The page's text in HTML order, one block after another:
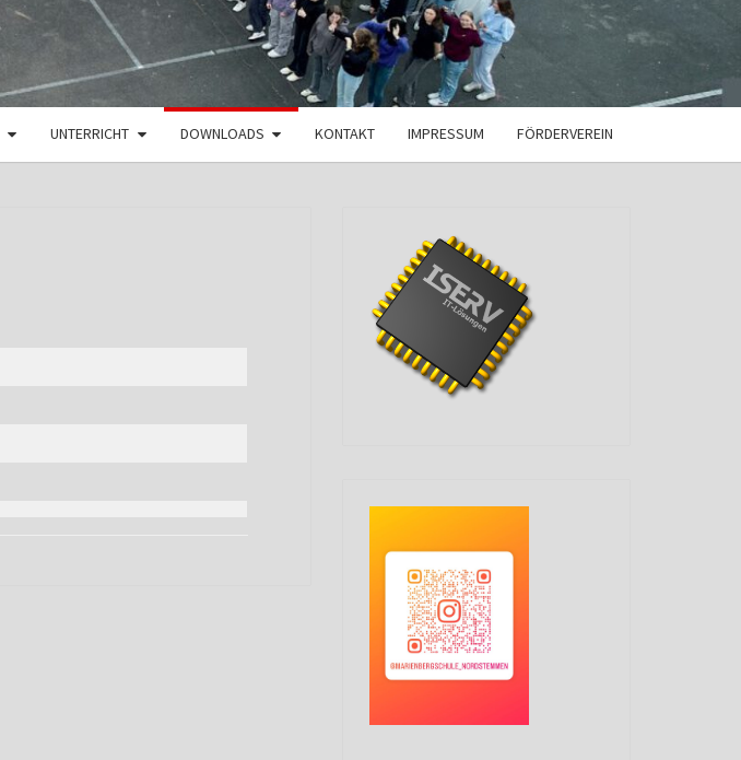
UNTERRICHT DOWNLOADS KONTAKT IMPRESSUM FÖRDERVEREIN